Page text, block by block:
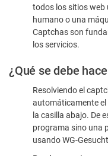
humano
todos los sitios web
humano o una
Captchas son
los servicios.
¿Qué se debe
Resolviendo el
automáticamente
la casilla abajo. De
programa sino una
usando WG-